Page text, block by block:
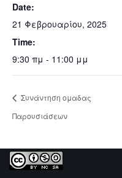
Date:
21 Φεβρουαρίου, 2025
Time:
9:30 πμ - 11:00 μμ
Συνάντηση ομαδας
Παρουσιάσεων